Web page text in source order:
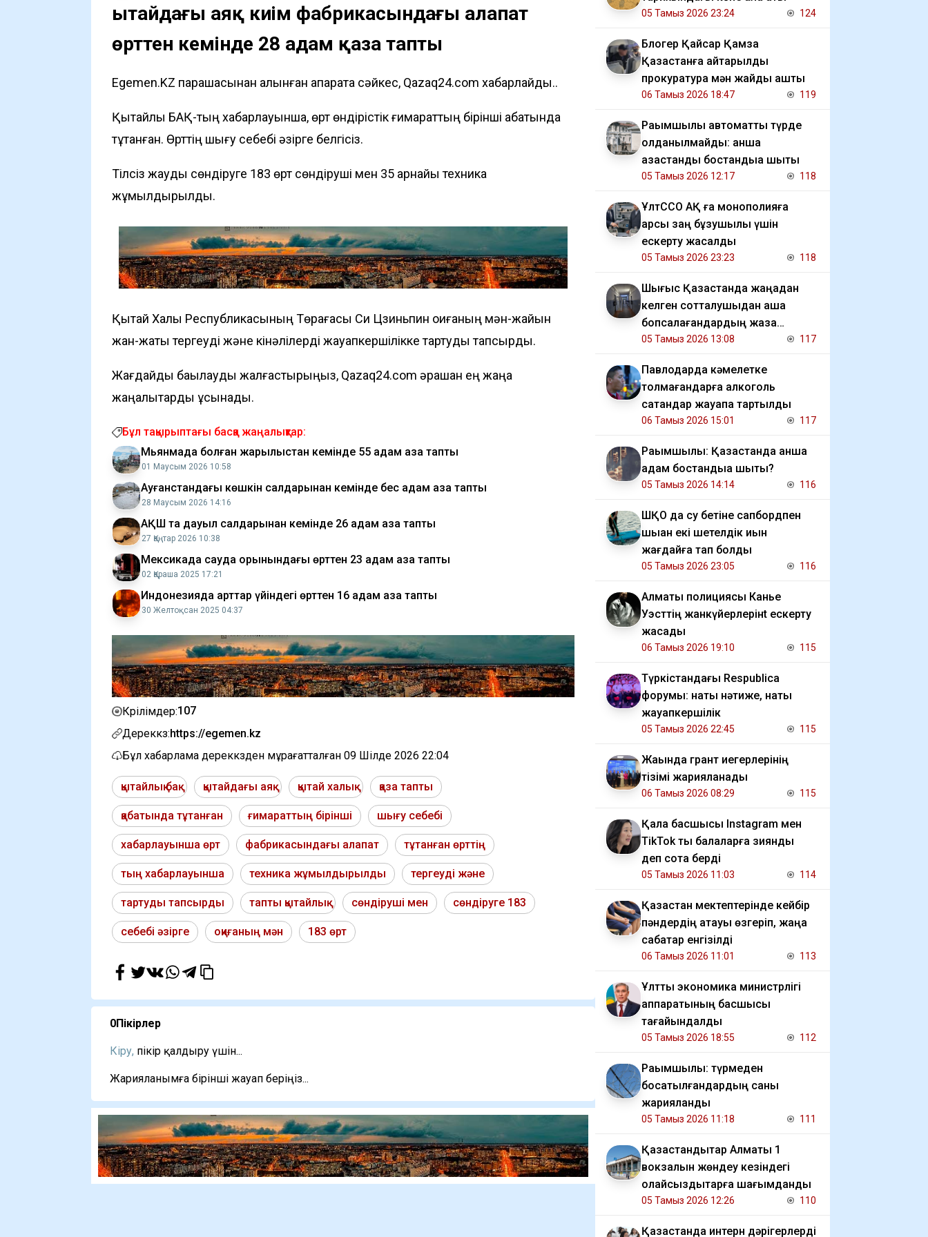
Қытайдағы аяқ киім фабрикасындағы алапат
өрттен кемінде 28 адам қаза тапты
Egemen.KZ парақшасынан алынған ақпаратқа сәйкес, Qazaq24.com хабарлайды..
Қытайлық БАҚ-тың хабарлауынша, өрт өндірістік ғимараттың бірінші қабатында
тұтанған. Өрттің шығу себебі әзірге белгісіз.
Тілсіз жауды сөндіруге 183 өрт сөндіруші мен 35 арнайы техника
жұмылдырылды.
Қытай Халық Республикасының Төрағасы Си Цзиньпин оқиғаның мән-жайын
жан-жақты тергеуді және кінәлілерді жауапкершілікке тартуды тапсырды.
Жағдайды бақылауды жалғастырыңыз, Qazaq24.com әрқашан ең жаңа
жаңалықтарды ұсынады.
Бұл тақырыптағы басқа жаңалықтар:
Мьянмада болған жарылыстан кемінде 55 адам қаза тапты
01 Маусым 2026 10:58
Ауғанстандағы көшкін салдарынан кемінде бес адам қаза тапты
28 Маусым 2026 14:16
АҚШ та дауыл салдарынан кемінде 26 адам қаза тапты
27 Қаңтар 2026 10:38
Мексикада сауда орынындағы өрттен 23 адам қаза тапты
02 Қараша 2025 17:21
Индонезияда қарттар үйіндегі өрттен 16 адам қаза тапты
30 Желтоқсан 2025 04:37
Көрілімдер:107
Дереккөз:https://egemen.kz
Бұл хабарлама дереккөзден мұрағатталған 09 Шілде 2026 22:04
қытайлық бақ қытайдағы аяқ қытай халық қаза тапты
қабатында тұтанған ғимараттың бірінші шығу себебі
хабарлауынша өрт фабрикасындағы алапат тұтанған өрттің
тың хабарлауынша техника жұмылдырылды тергеуді және
тартуды тапсырды тапты қытайлық сөндіруші мен сөндіруге 183
себебі әзірге оқиғаның мән 183 өрт
0Пікірлер
Кіру, пікір қалдыру үшін...
Жарияланымға бірінші жауап беріңіз...
05 Тамыз 2026 23:24 124
Блогер Қайсар Қамза
Қазақстанға қайтарылды
прокуратура мән жайды ашты
06 Тамыз 2026 18:47 119
Рақымшылық автоматты түрде
қолданылмайды: қанша
қазақстандық бостандыққа шықты
05 Тамыз 2026 12:17 118
ҰлтССО АҚ ға монополияға
қарсы заң бұзушылық үшін
ескерту жасалды
05 Тамыз 2026 23:23 118
Шығыс Қазақстанда жаңадан
келген сотталушыдан ақша
бопсалағандардың жаза
мерзімі ұзартылды
05 Тамыз 2026 13:08 117
Павлодарда кәмелетке
толмағандарға алкоголь
сатқандар жауапқа тартылды
06 Тамыз 2026 15:01 117
Рақымшылық: Қазақстанда қанша
адам бостандыққа шықты?
05 Тамыз 2026 14:14 116
ШҚО да су бетіне сапбордпен
шыққан екі шетелдік қиын
жағдайға тап болды
05 Тамыз 2026 23:05 116
Алматы полициясы Канье
Уэсттің жанкүйерлерінt ескерту
жасады
06 Тамыз 2026 19:10 115
Түркістандағы Respublica
форумы: нақты нәтиже, нақты
жауапкершілік
05 Тамыз 2026 22:45 115
Жақында грант иегерлерінің
тізімі жарияланады
06 Тамыз 2026 08:29 115
Қала басшысы Instagram мен
TikTok ты балаларға зиянды
деп сотқа берді
05 Тамыз 2026 11:03 114
Қазақстан мектептерінде кейбір
пәндердің атауы өзгеріп, жаңа
сабақтар енгізілді
06 Тамыз 2026 11:01 113
Ұлттық экономика министрлігі
аппаратының басшысы
тағайындалды
05 Тамыз 2026 18:55 112
Рақымшылық: түрмеден
босатылғандардың саны
жарияланды
05 Тамыз 2026 11:18 111
Қазақстандықтар Алматы 1
вокзалын жөндеу кезіндегі
қолайсыздықтарға шағымданды
05 Тамыз 2026 12:26 110
Қазақстанда интерн дәрігерлерді